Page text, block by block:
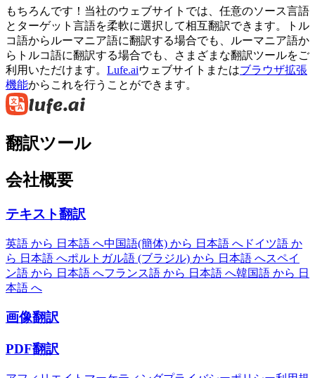
もちろんです！当社のウェブサイトでは、任意のソース言語
とターゲット言語を柔軟に選択して相互翻訳できます。トル
コ語からルーマニア語に翻訳する場合でも、ルーマニア語か
らトルコ語に翻訳する場合でも、さまざまな翻訳ツールをご
利用いただけます。 Lufe.aiウェブサイトまたはブラウザ拡張
機能からこれを行うことができます。
翻訳ツール
会社概要
テキスト翻訳
英語 から 日本語 へ中国語(簡体) から 日本語 へ ドイツ語 か
ら 日本語 へポルトガル語 (ブラジル) から 日本語 へスペイ
ン語 から 日本語 へフランス語 から 日本語 へ韓国語 から 日
本語 へ
画像翻訳
PDF翻訳